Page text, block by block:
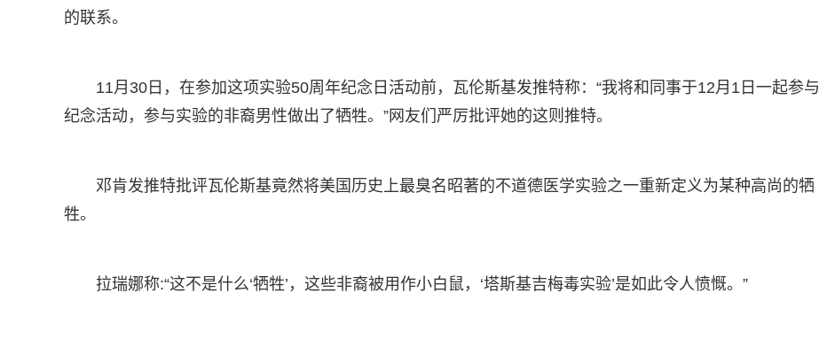
的联系。
11月30日，在参加这项实验50周年纪念日活动前，瓦伦斯基发推特称：“我将和同事于12月1日一起参与
纪念活动，参与实验的非裔男性做出了牺牲。”网友们严厉批评她的这则推特。
邓肯发推特批评瓦伦斯基竟然将美国历史上最臭名昭著的不道德医学实验之一重新定义为某种高尚的牺
牲。
拉瑞娜称:“这不是什么‘牺牲’，这些非裔被用作小白鼠，‘塔斯基吉梅毒实验’是如此令人愤慨。”